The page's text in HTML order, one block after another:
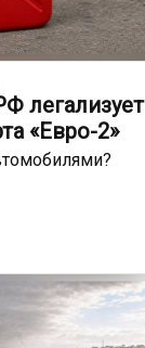
легализует
«Евро-2»